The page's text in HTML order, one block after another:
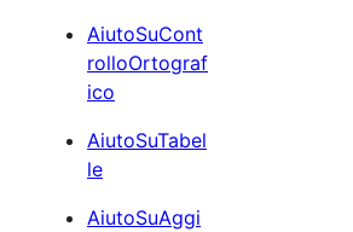
AiutoSuCont
rolloOrtograf
ico
AiutoSuTabel
le
AiutoSuAggi